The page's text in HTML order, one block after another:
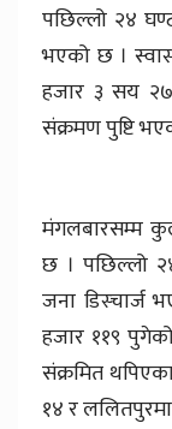
पछिल्लो २४
भएको छ ।
हजार ३ सय २७
संक्रमण पुष्टि
मंगलबारसम्म
छ । पछिल्लो
जना डिस्चार्ज
हजार ११९
संक्रमित
१४ र